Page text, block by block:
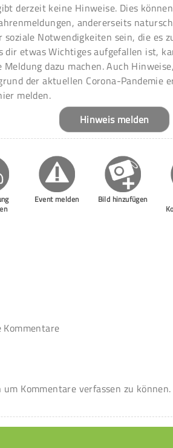
derzeit keine Hinweise. Dies
andererseits
soziale Notwendigkeiten sein, die es
dir etwas Wichtiges aufgefallen ist,
Meldung dazu machen. Auch
der aktuellen Corona-Pandemie
melden.
Hinweis melden
Event melden Bild hinzufügen
um Kommentare verfassen zu können.